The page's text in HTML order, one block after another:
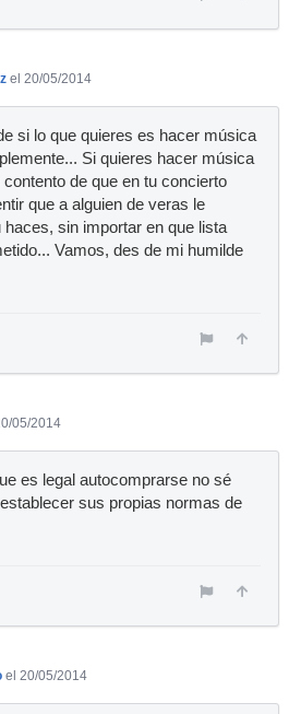
el 20/05/2014
si lo que quieres es hacer música
Si quieres hacer música
de que en tu concierto
que a alguien de veras le
haces, sin importar en que lista
Vamos, des de mi humilde
05/2014
es legal autocomprarse no sé
sus propias normas de
el 20/05/2014